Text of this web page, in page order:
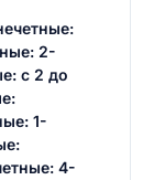
2-
с 2 до
1-
4-